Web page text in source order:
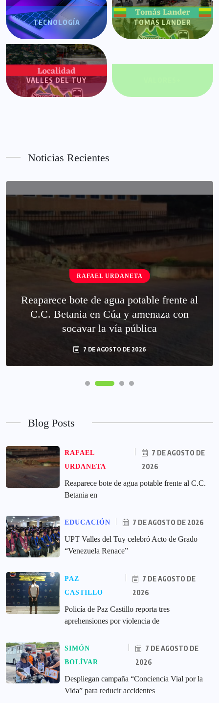
TECNOLOGÍA TOMÁS LANDER
VALLES DEL TUY
Noticias Recientes
RAFAEL URDANETA
Reaparece bote de agua potable frente al
C.C. Betania en Cúa y amenaza con
socavar la vía pública
7 DE AGOSTO DE 2026
Blog Posts
RAFAEL
URDANETA
7 DE AGOSTO DE
2026
Reaparece bote de agua potable frente al C.C.
Betania en
EDUCACIÓN
7 DE AGOSTO DE 2026
UPT Valles del Tuy celebró Acto de Grado
“Venezuela Renace”
PAZ
CASTILLO
7 DE AGOSTO DE
2026
‎Policía de Paz Castillo reporta tres
aprehensiones por violencia de
SIMÓN
BOLÍVAR
7 DE AGOSTO DE
2026
‎Despliegan campaña “Conciencia Vial por la
Vida” para reducir accidentes